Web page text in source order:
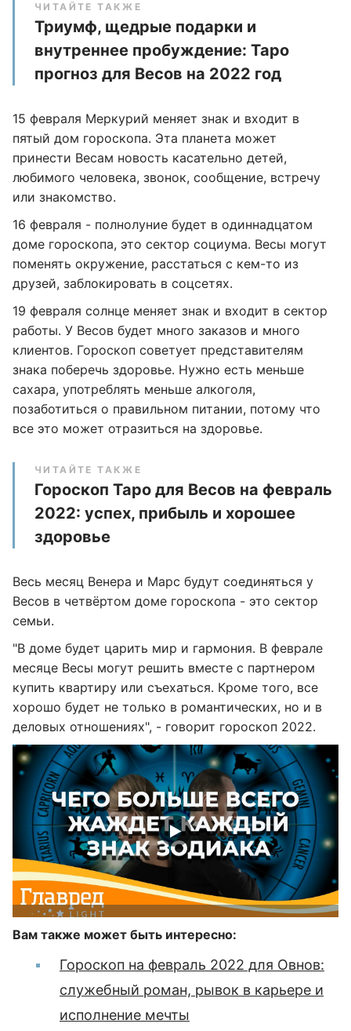
ЧИТАЙТЕ ТАКЖЕ
Триумф, щедрые подарки и
внутреннее пробуждение: Таро
прогноз для Весов на 2022 год
15 февраля Меркурий меняет знак и входит в
пятый дом гороскопа. Эта планета может
принести Весам новость касательно детей,
любимого человека, звонок, сообщение, встречу
или знакомство.
16 февраля - полнолуние будет в одиннадцатом
доме гороскопа, это сектор социума. Весы могут
поменять окружение, расстаться с кем-то из
друзей, заблокировать в соцсетях.
19 февраля солнце меняет знак и входит в сектор
работы. У Весов будет много заказов и много
клиентов. Гороскоп советует представителям
знака поберечь здоровье. Нужно есть меньше
сахара, употреблять меньше алкоголя,
позаботиться о правильном питании, потому что
все это может отразиться на здоровье.
ЧИТАЙТЕ ТАКЖЕ
Гороскоп Таро для Весов на февраль
2022: успех, прибыль и хорошее
здоровье
Весь месяц Венера и Марс будут соединяться у
Весов в четвёртом доме гороскопа - это сектор
семьи.
"В доме будет царить мир и гармония. В феврале
месяце Весы могут решить вместе с партнером
купить квартиру или съехаться. Кроме того, все
хорошо будет не только в романтических, но и в
деловых отношениях", - говорит гороскоп 2022.
Вам также может быть интересно:
Гороскоп на февраль 2022 для Овнов:
служебный роман, рывок в карьере и
исполнение мечты